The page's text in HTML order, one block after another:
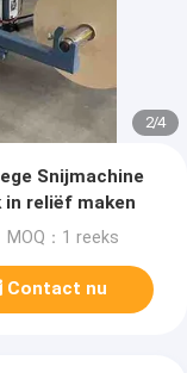
2/4
Snijmachine
in reliëf maken
MOQ：1 reeks
Contact nu